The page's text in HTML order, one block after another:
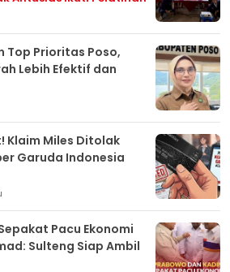
Top Prioritas Poso,
Lebih Efektif dan
Klaim Miles Ditolak
Garuda Indonesia
Pacu Ekonomi
Sulteng Siap Ambil